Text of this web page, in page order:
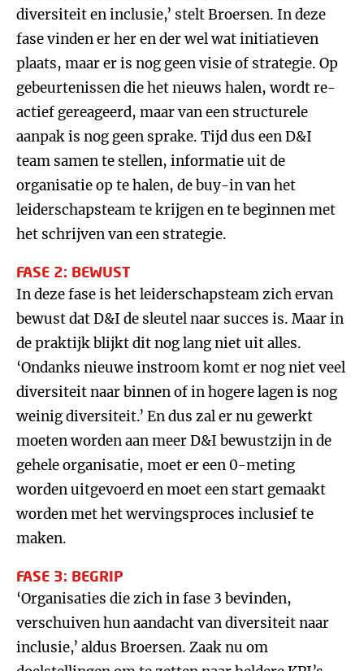
diversiteit en inclusie,’ stelt Broersen. In deze
fase vinden er her en der wel wat initiatieven
plaats, maar er is nog geen visie of strategie. Op
gebeurtenissen die het nieuws halen, wordt re-
actief gereageerd, maar van een structurele
aanpak is nog geen sprake. Tijd dus een D&I
team samen te stellen, informatie uit de
organisatie op te halen, de buy-in van het
leiderschapsteam te krijgen en te beginnen met
het schrijven van een strategie.
FASE 2: BEWUST
In deze fase is het leiderschapsteam zich ervan
bewust dat D&I de sleutel naar succes is. Maar in
de praktijk blijkt dit nog lang niet uit alles.
‘Ondanks nieuwe instroom komt er nog niet veel
diversiteit naar binnen of in hogere lagen is nog
weinig diversiteit.’ En dus zal er nu gewerkt
moeten worden aan meer D&I bewustzijn in de
gehele organisatie, moet er een 0-meting
worden uitgevoerd en moet een start gemaakt
worden met het wervingsproces inclusief te
maken.
FASE 3: BEGRIP
‘Organisaties die zich in fase 3 bevinden,
verschuiven hun aandacht van diversiteit naar
inclusie,’ aldus Broersen. Zaak nu om